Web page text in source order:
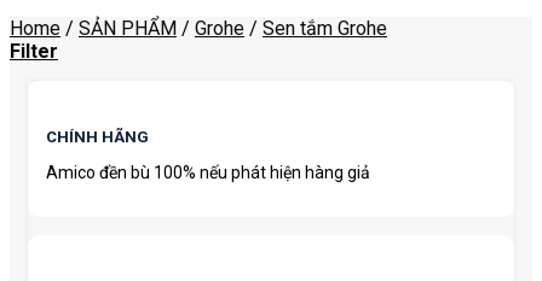
Home / SẢN PHẨM / Grohe / Sen tắm Grohe
Filter
CHÍNH HÃNG
Amico đền bù 100% nếu phát hiện hàng giả